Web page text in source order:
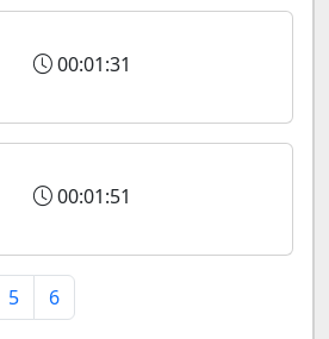
00:01:31
00:01:51
5 6